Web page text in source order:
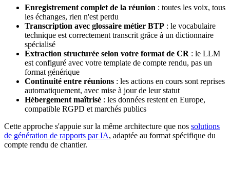
Enregistrement complet de la réunion : toutes les voix, tous
les échanges, rien n'est perdu
Transcription avec glossaire métier BTP : le vocabulaire
technique est correctement transcrit grâce à un dictionnaire
spécialisé
Extraction structurée selon votre format de CR : le LLM
est configuré avec votre template de compte rendu, pas un
format générique
Continuité entre réunions : les actions en cours sont reprises
automatiquement, avec mise à jour de leur statut
Hébergement maîtrisé : les données restent en Europe,
compatible RGPD et marchés publics
Cette approche s'appuie sur la même architecture que nos solutions
de génération de rapports par IA, adaptée au format spécifique du
compte rendu de chantier.